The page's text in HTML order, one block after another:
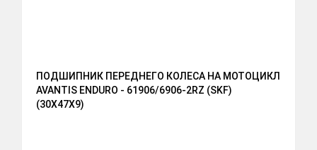
ПОДШИПНИК ПЕРЕДНЕГО КОЛЕСА НА МОТОЦИКЛ
AVANTIS ENDURO - 61906/6906-2RZ (SKF)
(30X47X9)